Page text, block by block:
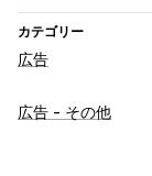
カテゴリー
広告
ターゲティング
広告 - その他